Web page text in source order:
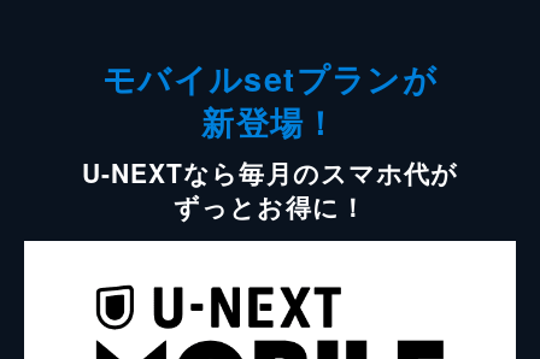
モバイルsetプランが
新登場！
U-NEXTなら毎月のスマホ代が
ずっとお得に！